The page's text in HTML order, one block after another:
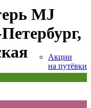
Акции
на путёвки
MJ